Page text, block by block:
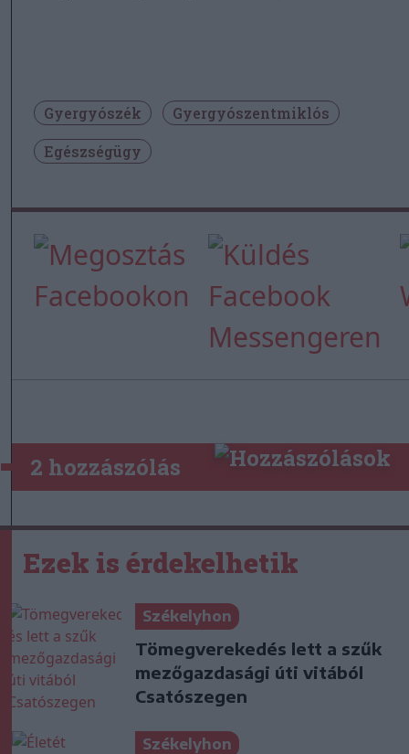
Gyergyószék
Gyergyószentmiklós
Egészségügy
2 hozzászólás
Ezek is érdekelhetik
Székelyhon
Tömegverekedés lett a szűk
mezőgazdasági úti vitából
Csatószegen
Székelyhon